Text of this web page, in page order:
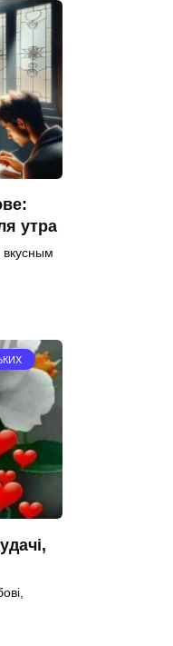
утра
вкусным